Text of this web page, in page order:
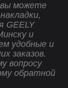
можете
GEELY
и
удобные и
заказов.
вопросу
обратной